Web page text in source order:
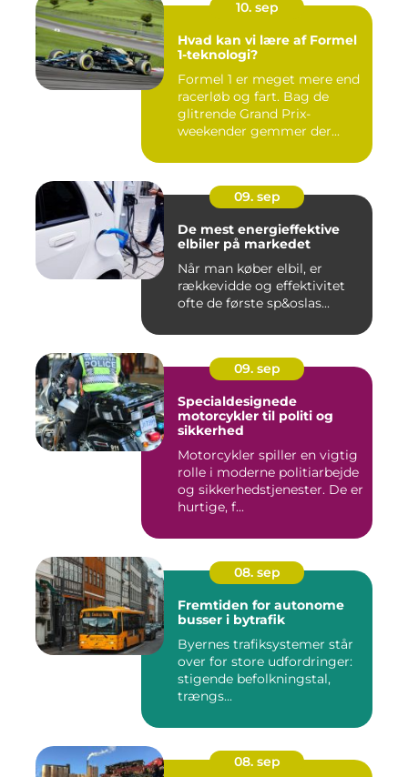
10. sep
Hvad kan vi lære af Formel
1-teknologi?
Formel 1 er meget mere end
racerløb og fart. Bag de
glitrende Grand Prix-
weekender gemmer der...
09. sep
De mest energieffektive
elbiler på markedet
Når man køber elbil, er
rækkevidde og effektivitet
ofte de første sp&oslas...
09. sep
Specialdesignede
motorcykler til politi og
sikkerhed
Motorcykler spiller en vigtig
rolle i moderne politiarbejde
og sikkerhedstjenester. De er
hurtige, f...
08. sep
Fremtiden for autonome
busser i bytrafik
Byernes trafiksystemer står
over for store udfordringer:
stigende befolkningstal,
trængs...
08. sep